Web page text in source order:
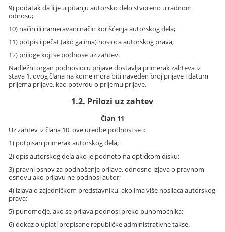
9) podatak da li je u pitanju autorsko delo stvoreno u radnom
odnosu;
10) način ili nameravani način korišćenja autorskog dela;
11) potpis i pečat (ako ga ima) nosioca autorskog prava;
12) priloge koji se podnose uz zahtev.
Nadležni organ podnosiocu prijave dostavlja primerak zahteva iz
stava 1. ovog člana na kome mora biti naveden broj prijave i datum
prijema prijave, kao potvrdu o prijemu prijave.
1.2. Prilozi uz zahtev
Član 11
Uz zahtev iz člana 10. ove uredbe podnosi se i:
1) potpisan primerak autorskog dela;
2) opis autorskog dela ako je podneto na optičkom disku;
3) pravni osnov za podnošenje prijave, odnosno izjava o pravnom
osnovu ako prijavu ne podnosi autor;
4) izjava o zajedničkom predstavniku, ako ima više nosilaca autorskog
prava;
5) punomoćje, ako se prijava podnosi preko punomoćnika;
6) dokaz o uplati propisane republičke administrativne takse.